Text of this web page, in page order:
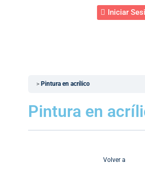
Iniciar
Pintura en acrílico
Pintura en
Volver a